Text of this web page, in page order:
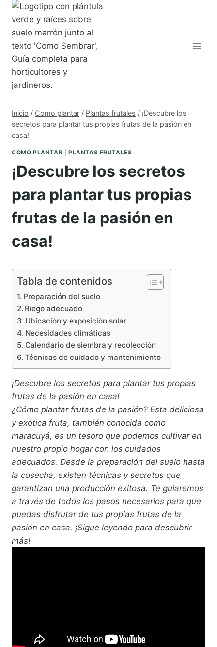
Saltar
contenido
Inicio / Como plantar / Plantas frutales / ¡Descubre los
secretos para plantar tus propias frutas de la pasión en
casa!
COMO PLANTAR PLANTAS FRUTALES
¡Descubre los secretos
para plantar tus propias
frutas de la pasión en
casa!
Tabla de contenidos
Preparación del suelo
Riego adecuado
Ubicación y exposición solar
Necesidades climáticas
Calendario de siembra y recolección
Técnicas de cuidado y mantenimiento
¡Descubre los secretos para plantar tus propias
frutas de la pasión en casa!
¿Cómo plantar frutas de la pasión? Esta deliciosa
y exótica fruta, también conocida como
maracuyá, es un tesoro que podemos cultivar en
nuestro propio hogar con los cuidados
adecuados. Desde la preparación del suelo hasta
la cosecha, existen técnicas y secretos que
garantizan una producción exitosa. Te guiaremos
a través de todos los pasos necesarios para que
puedas disfrutar de tus propias frutas de la
pasión en casa. ¡Sigue leyendo para descubrir
más!